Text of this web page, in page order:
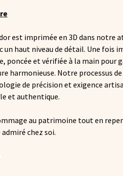
est imprimée en 3D dans notre
un haut niveau de détail. Une fois
poncée et vérifiée à la main pour
harmonieuse. Notre processus de
de précision et exigence
et authentique.
au patrimoine tout en
chez soi.